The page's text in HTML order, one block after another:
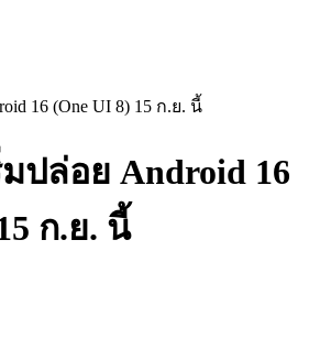
16 (One UI 8) 15 ก.ย. นี้
มปล่อย Android 16
ก.ย. นี้